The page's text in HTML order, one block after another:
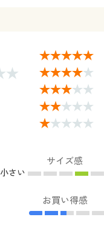
サイズ感
小さい
お買い得感